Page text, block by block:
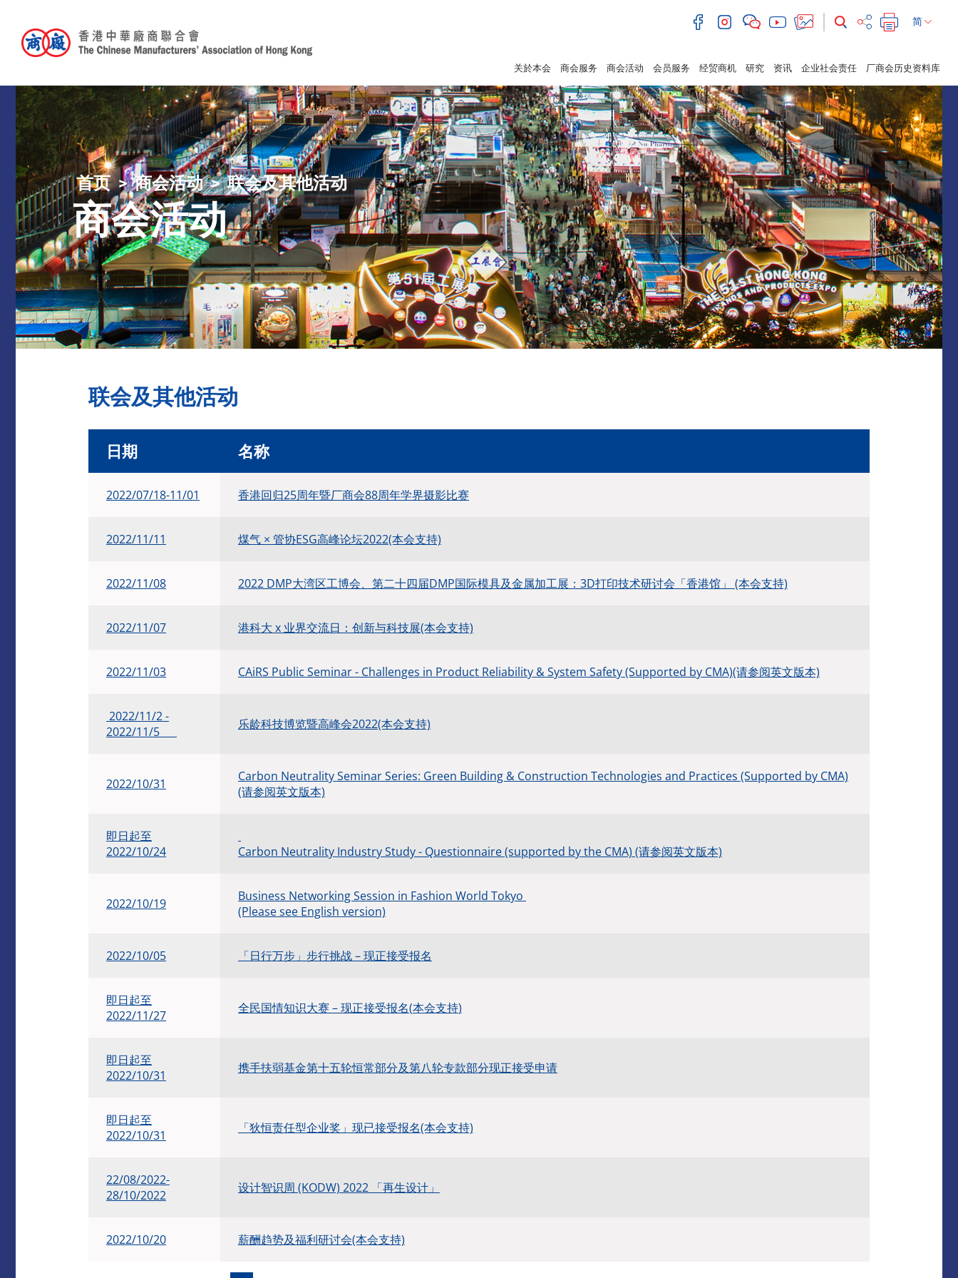
简
关於本会 商会服务 商会活动 会员服务 经贸商机 研究 资讯 企业社会责任 厂商会历史资料库
首页 商会活动 联会及其他活动
商会活动
联会及其他活动
日期 名称
2022/07/18-11/01 香港回归25周年暨厂商会88周年学界摄影比赛
2022/11/11 煤气 × 管协ESG高峰论坛2022(本会支持)
2022/11/08 2022 DMP大湾区工博会、第二十四届DMP国际模具及金属加工展：3D打印技术研讨会「香港馆」 (本会支持)
2022/11/07 港科大 x 业界交流日：创新与科技展(本会支持)
​2022/11/03 CAiRS Public Seminar - Challenges in Product Reliability & System Safety (Supported by CMA)(请参阅英文版本)
2022/11/2 -
2022/11/5
​乐龄科技博览暨高峰会2022(本会支持)
2022/10/31
Carbon Neutrality Seminar Series: Green Building & Construction Technologies and Practices (Supported by CMA)
(请参阅英文版本)
即日起至
2022/10/24
Carbon Neutrality Industry Study - Questionnaire (supported by the CMA) (请参阅英文版本)
2022/10/19
Business Networking Session in Fashion World Tokyo
(Please see English version)
2022/10/05 「日行万步」步行挑战 – 现正接受报名
即日起至
2022/11/27
全民国情知识大赛 –现正接受报名(本会支持)
即日起至
2022/10/31
携手扶弱基金第十五轮恒常部分及第八轮专款部分现正接受申请
即日起至
2022/10/31
「狄恒责任型企业奖」现已接受报名(本会支持)
​22/08/2022-
28/10/2022
设计智识周 (KODW) 2022 「再生设计」
2022/10/20 薪酬趋势及福利研讨会(本会支持)